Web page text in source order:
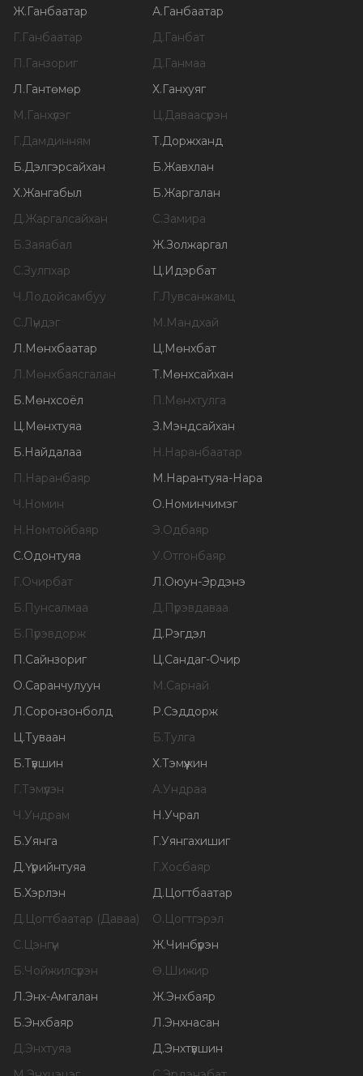
Ж.Ганбаатар А.Ганбаатар
Г.Ганбаатар Д.Ганбат
П.Ганзориг Д.Ганмаа
Л.Гантөмөр Х.Ганхуяг
М.Ганхүлэг Ц.Даваасүрэн
Г.Дамдинням Т.Доржханд
Б.Дэлгэрсайхан Б.Жавхлан
Х.Жангабыл Б.Жаргалан
Д.Жаргалсайхан С.Замира
Б.Заяабал Ж.Золжаргал
С.Зулпхар Ц.Идэрбат
Ч.Лодойсамбуу Г.Лувсанжамц
С.Лүндэг М.Мандхай
Л.Мөнхбаатар Ц.Мөнхбат
Л.Мөнхбаясгалан Т.Мөнхсайхан
Б.Мөнхсоёл П.Мөнхтулга
Ц.Мөнхтуяа З.Мэндсайхан
Б.Найдалаа Н.Наранбаатар
П.Наранбаяр М.Нарантуяа-Нара
Ч.Номин О.Номинчимэг
Н.Номтойбаяр Э.Одбаяр
С.Одонтуяа У.Отгонбаяр
Г.Очирбат Л.Оюун-Эрдэнэ
Б.Пунсалмаа Д.Пүрэвдаваа
Б.Пүрэвдорж Д.Рэгдэл
П.Сайнзориг Ц.Сандаг-Очир
О.Саранчулуун М.Сарнай
Л.Соронзонболд Р.Сэддорж
Ц.Туваан Б.Тулга
Б.Түвшин Х.Тэмүүжин
Г.Тэмүүлэн А.Ундраа
Ч.Ундрам Н.Учрал
Б.Уянга Г.Уянгахишиг
Д.Үүрийнтуяа Г.Хосбаяр
Б.Хэрлэн Д.Цогтбаатар
Д.Цогтбаатар (Даваа) О.Цогтгэрэл
С.Цэнгүүн Ж.Чинбүрэн
Б.Чойжилсүрэн Ө.Шижир
Л.Энх-Амгалан Ж.Энхбаяр
Б.Энхбаяр Л.Энхнасан
Д.Энхтуяа Д.Энхтүвшин